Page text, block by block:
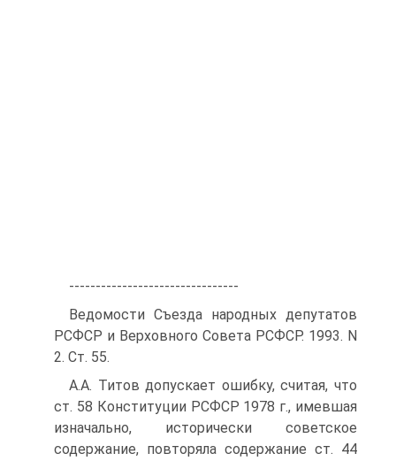
--------------------------------
Ведомости Съезда народных депутатов
РСФСР и Верховного Совета РСФСР. 1993. N
2. Ст. 55.
А.А. Титов допускает ошибку, считая, что
ст. 58 Конституции РСФСР 1978 г., имевшая
изначально, исторически советское
содержание, повторяла содержание ст. 44